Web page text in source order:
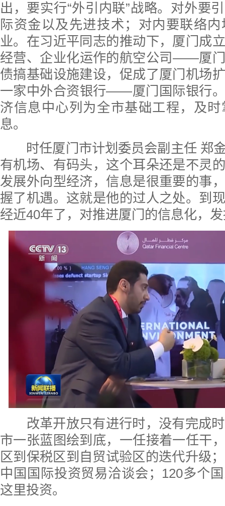
出，要实行“外引内联”战略。对外要
际资金以及先进技术；对内要联络
业。在习近平同志的推动下，厦门成
经营、企业化运作的航空公司——厦
债搞基础设施建设，促成了厦门机场
一家中外合资银行——厦门国际银行
济信息中心列为全市基础工程，及
息。
时任厦门市计划委员会副主任 郑
有机场、有码头，这个耳朵还是不灵
发展外向型经济，信息是很重要的事
握了机遇。这就是他的过人之处。到
经近40年了，对推进厦门的信息化，
改革开放只有进行时，没有完成时
市一张蓝图绘到底，一任接着一任干
区到保税区到自贸试验区的迭代升级
中国国际投资贸易洽谈会；120多个
这里投资。